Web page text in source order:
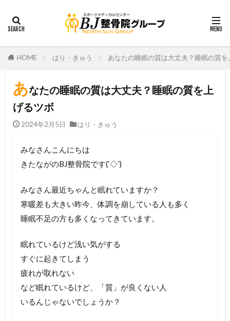
HOME はり・きゅう あなたの睡眠の質は大丈夫？睡眠の質
あなたの睡眠の質は大丈夫？睡眠の質を上
げるツボ
2024年2月5日 はり・きゅう
みなさんこんにちは
きたながのBJ整骨院です(‘◇’)ゞ
みなさん最近ちゃんと眠れていますか？
寒暖差も大きい昨今、体調を崩している人も多く
睡眠不足の方も多くなってきています。
眠れているけど浅い気がする
すぐに起きてしまう
疲れが取れない
など眠れているけど、「質」が良くない人
いるんじゃないでしょうか？